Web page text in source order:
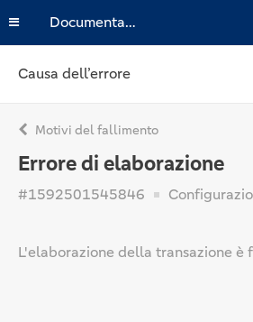
Documentazione
Causa dell’errore
Motivi del fallimento
Errore di elaborazione
#1592501545846
L'elaborazione della transazione è